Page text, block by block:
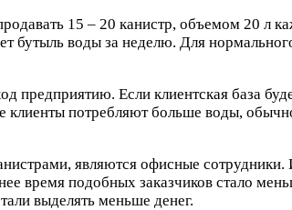
15 – 20 канистр, объемом 20 л
бутыль воды за неделю. Для
предприятию. Если клиентская база
клиенты потребляют больше воды,
являются офисные
время подобных заказчиков стало
выделять меньше денег.